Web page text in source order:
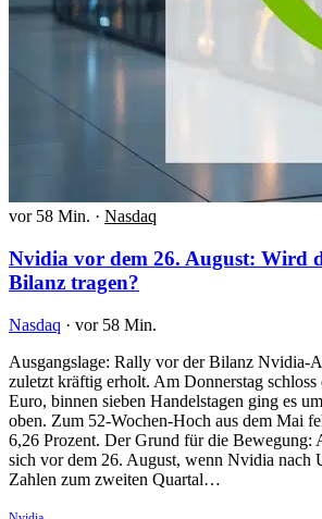
vor 58 Min. · Nasdaq
Nvidia vor dem 26. August: Wird
Bilanz tragen?
Nasdaq · vor 58 Min.
Ausgangslage: Rally vor der Bilanz Nvidia-
zuletzt kräftig erholt. Am Donnerstag schloss
Euro, binnen sieben Handelstagen ging es
oben. Zum 52-Wochen-Hoch aus dem Mai
6,26 Prozent. Der Grund für die Bewegung:
sich vor dem 26. August, wenn Nvidia nach
Zahlen zum zweiten Quartal…